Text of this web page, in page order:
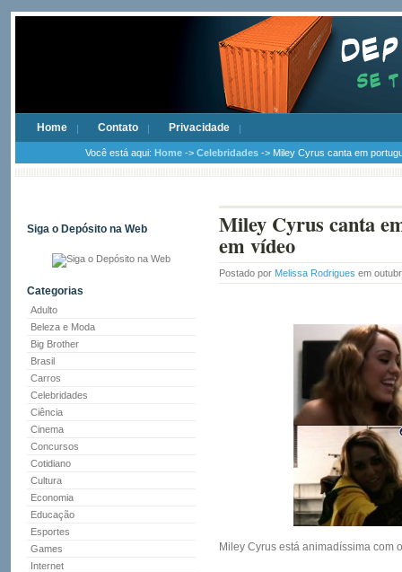
Home Contato Privacidade
Você está aqui: Home -> Celebridades -> Miley Cyrus canta em
Siga o Depósito na Web
Categorias
Adulto
Beleza e Moda
Big Brother
Brasil
Carros
Celebridades
Ciência
Cinema
Concursos
Cotidiano
Cultura
Economia
Educação
Esportes
Games
Internet
Miley Cyrus canta
em vídeo
Postado por Melissa Rodrigues em
Miley Cyrus está animadíssima com